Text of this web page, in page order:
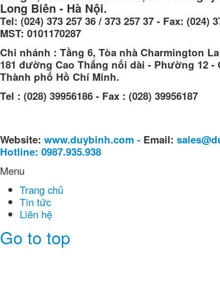
Long Biên - Hà Nội.
Tel: (024) 373 257 36 / 373 257 37 - Fax: (024)
MST: 0101170287
Chi nhánh : Tầng 6, Tòa nhà Charmington
181 đường Cao Thắng nối dài - Phường 12 -
Thành phố Hồ Chí Minh.
Tel : (028) 39956186 - Fax : (028) 39956187
Website: www.duybinh.com - Email:
Hotline: 0987.935.938
Menu
Trang chủ
Tin tức
Liên hệ
Go to top